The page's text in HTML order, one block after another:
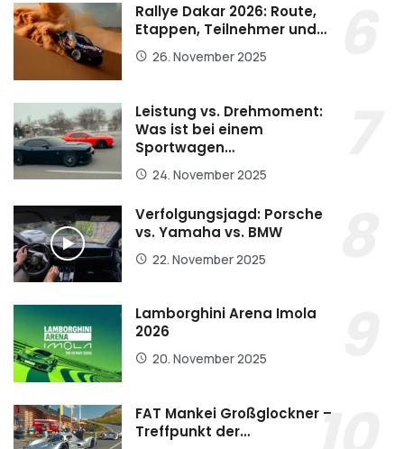
Rallye Dakar 2026: Route,
Etappen, Teilnehmer und…
26. November 2025
Leistung vs. Drehmoment:
Was ist bei einem
Sportwagen…
24. November 2025
Verfolgungsjagd: Porsche
vs. Yamaha vs. BMW
22. November 2025
Lamborghini Arena Imola
2026
20. November 2025
FAT Mankei Großglockner –
Treffpunkt der…